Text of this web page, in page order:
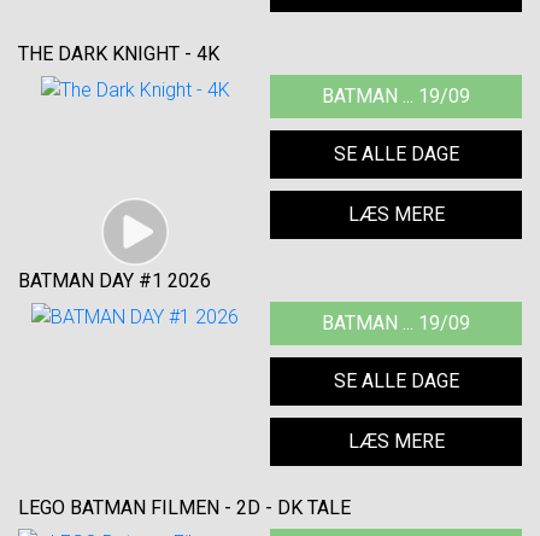
THE DARK KNIGHT - 4K
BATMAN ... 19/09
SE ALLE DAGE
LÆS MERE
BATMAN DAY #1 2026
BATMAN ... 19/09
SE ALLE DAGE
LÆS MERE
LEGO BATMAN FILMEN - 2D - DK TALE